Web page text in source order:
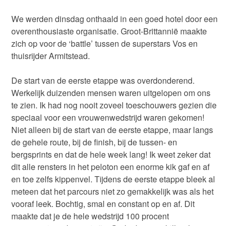
We werden dinsdag onthaald in een goed hotel door een
overenthousiaste organisatie. Groot-Brittannië maakte
zich op voor de ‘battle’ tussen de superstars Vos en
thuisrijder Armitstead.
De start van de eerste etappe was overdonderend.
Werkelijk duizenden mensen waren uitgelopen om ons
te zien. Ik had nog nooit zoveel toeschouwers gezien die
speciaal voor een vrouwenwedstrijd waren gekomen!
Niet alleen bij de start van de eerste etappe, maar langs
de gehele route, bij de finish, bij de tussen- en
bergsprints en dat de hele week lang! Ik weet zeker dat
dit alle rensters in het peloton een enorme kik gaf en af
en toe zelfs kippenvel. Tijdens de eerste etappe bleek al
meteen dat het parcours niet zo gemakkelijk was als het
vooraf leek. Bochtig, smal en constant op en af. Dit
maakte dat je de hele wedstrijd 100 procent